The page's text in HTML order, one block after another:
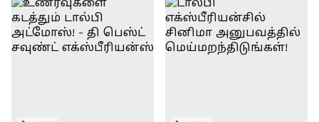
தெரிஞ்சுக்கணுமா?